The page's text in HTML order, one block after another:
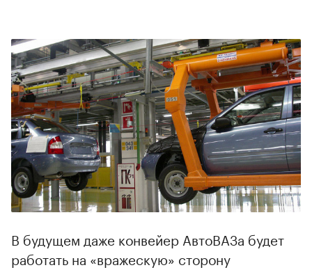
В будущем даже конвейер АвтоВАЗа будет
работать на «вражескую» сторону